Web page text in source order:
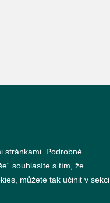
stránkami. Podrobné
souhlasíte s tím, že
můžete tak učinit v sekci